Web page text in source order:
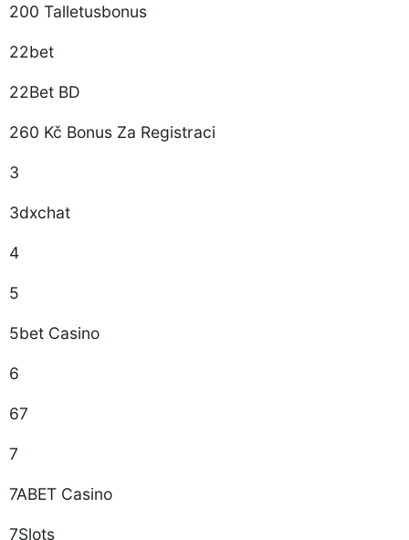
200 Talletusbonus
22bet
22Bet BD
260 Kč Bonus Za Registraci
3
3dxchat
4
5
5bet Casino
6
67
7
7ABET Casino
7Slots